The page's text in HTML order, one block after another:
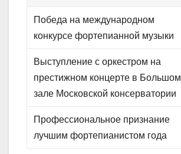
Победа на международном
конкурсе фортепианной музыки
Выступление с оркестром на
престижном концерте в Большом
зале Московской консерватории
Профессиональное признание
лучшим фортепианистом года